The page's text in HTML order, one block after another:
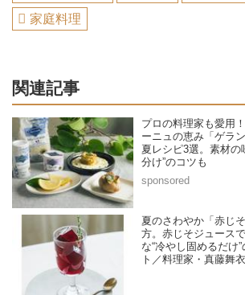
家庭料理
関連記事
プロの料理家も愛用
ーニュの恵み「ゲラ
夏レシピ3選。素材の
分け”のコツも
夏のさわやか「赤じ
方。赤じそジュース
な“冷やし固めるだけ
ト／料理家・真藤舞